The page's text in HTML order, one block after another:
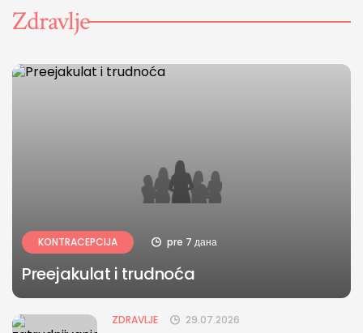
Zdravlje
KONTRACEPCIJA pre 7 дана
Preejakulat i trudnoća
ZDRAVLJE 29.07.2026